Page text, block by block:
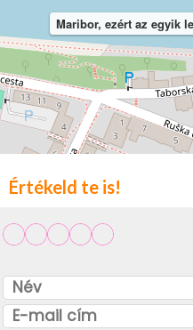
Maribor, ezért az egyik
Értékeld te is!